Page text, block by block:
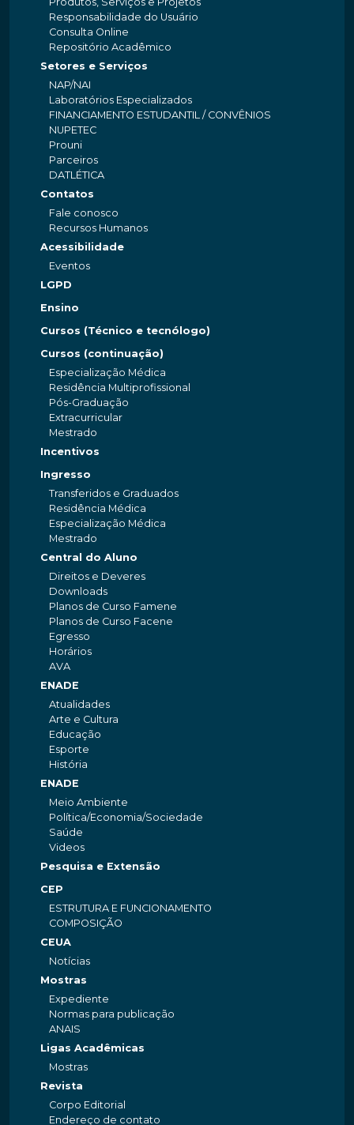
Responsabilidade do Usuário
Consulta Online
Repositório Acadêmico
Setores e Serviços
NAP/NAI
Laboratórios Especializados
FINANCIAMENTO ESTUDANTIL / CONVÊNIOS
NUPETEC
Prouni
Parceiros
DATLÉTICA
Contatos
Fale conosco
Recursos Humanos
Acessibilidade
Eventos
LGPD
Ensino
Cursos (Técnico e tecnólogo)
Cursos (continuação)
Especialização Médica
Residência Multiprofissional
Pós-Graduação
Extracurricular
Mestrado
Incentivos
Ingresso
Transferidos e Graduados
Residência Médica
Especialização Médica
Mestrado
Central do Aluno
Direitos e Deveres
Downloads
Planos de Curso Famene
Planos de Curso Facene
Egresso
Horários
AVA
ENADE
Atualidades
Arte e Cultura
Educação
Esporte
História
ENADE
Meio Ambiente
Política/Economia/Sociedade
Saúde
Videos
Pesquisa e Extensão
CEP
ESTRUTURA E FUNCIONAMENTO
COMPOSIÇÃO
CEUA
Notícias
Mostras
Expediente
Normas para publicação
ANAIS
Ligas Acadêmicas
Mostras
Revista
Corpo Editorial
Endereço de contato